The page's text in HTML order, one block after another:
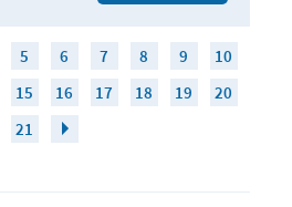
5 6 7 8 9
10
15 16 17 18 19
20
21